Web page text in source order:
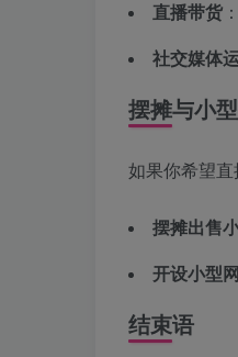
直播带货
社交媒体
摆摊与小
如果你希望直
摆摊出售
开设小型
结束语